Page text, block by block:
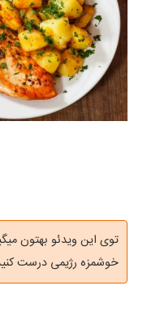
توی این ویدئو بهتون
خوشمزه رژیمی درست